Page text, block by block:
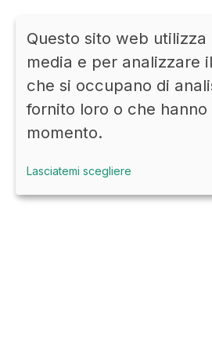
Questo sito web
media e per analizzare
che si occupano di
fornito loro o che
momento.
Lasciatemi scegliere